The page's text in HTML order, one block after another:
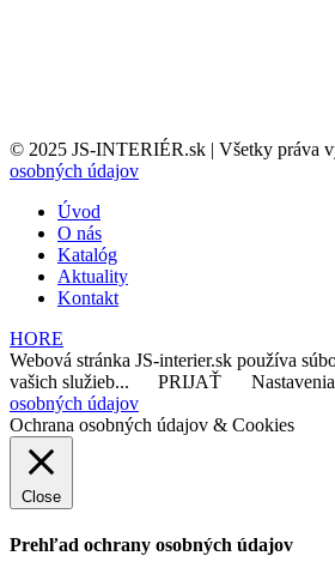
© 2025 JS-INTERIÉR.sk | Všetky práva
osobných údajov
Úvod
O nás
Katalóg
Aktuality
Kontakt
HORE
Webová stránka JS-interier.sk používa
vašich služieb...
PRIJAŤ
osobných údajov
Ochrana osobných údajov & Cookies
Close
Prehľad ochrany osobných údajov